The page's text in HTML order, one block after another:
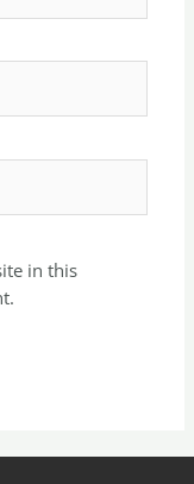
in this